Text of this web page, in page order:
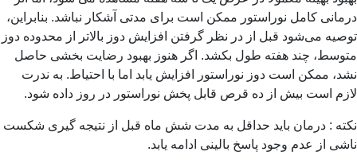
کامل نوراستور ممکن است برای مدتی آشکار نباشد. بنابراین،
می‌شود قبل از در نظر گرفتن افزایش دوز بالاتر از محدوده دوز
چند هفته طول بکشد. اگر هنوز بهبود رضایت بخشی حاصل
ممکن است دوز نوراستور افزایش یابد اما با احتیاط. به ندرت
است بیش از ده قرص قابل پخش نوراستور در روز داده شود.
: درمان باید حداقل به مدت شش ماه قبل از نتیجه گیری شکست
از عدم وجود پاسخ بالینی ادامه یابد.